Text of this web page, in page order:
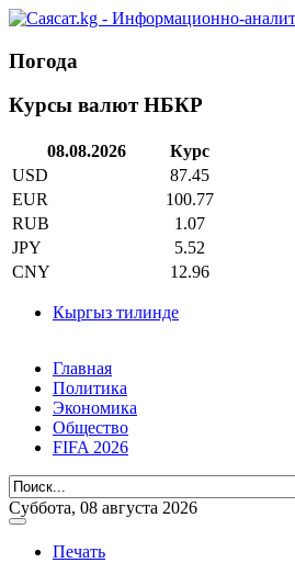
Погода
Курсы валют НБКР
08.08.2026
Курс
USD
87.45
EUR
100.77
RUB
1.07
JPY
5.52
CNY
12.96
Кыргыз тилинде
Главная
Политика
Экономика
Общество
FIFA 2026
Суббота, 08 августа 2026
Печать